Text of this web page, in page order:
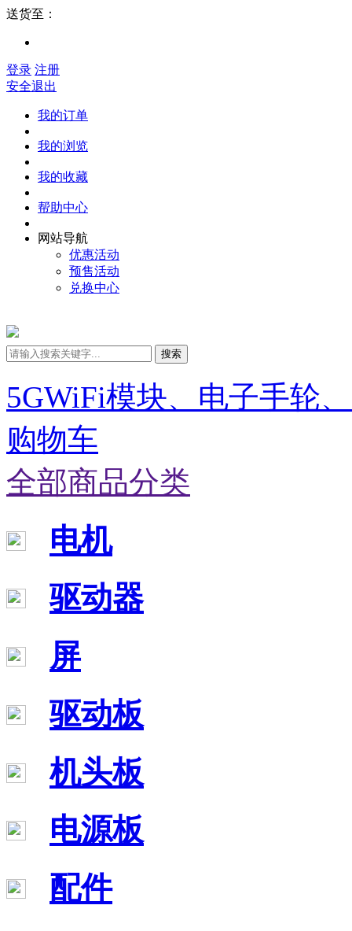
送货至：
登录 注册
安全退出
我的订单
我的浏览
我的收藏
帮助中心
网站导航
优惠活动
预售活动
兑换中心
搜索
5GWiFi模块、电子手轮
购物车
全部商品分类
电机
驱动器
屏
驱动板
机头板
电源板
配件